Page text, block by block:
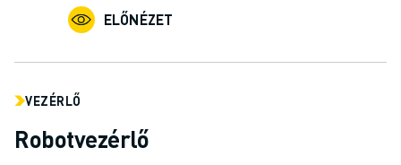
KAPCSOLAT
TELEPHELYEK
ELŐNÉZET
VEZÉRLŐ
Robotvezérlő